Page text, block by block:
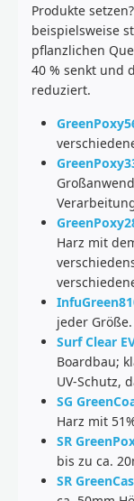
Produkte
beispielsweise
pflanzlichen
40 % senkt und
reduziert.
Harz mit
jeder Größe.
Surf Clear
Boardbau;
UV-Schutz,
SG
Harz mit
SR
bis zu ca.
SR